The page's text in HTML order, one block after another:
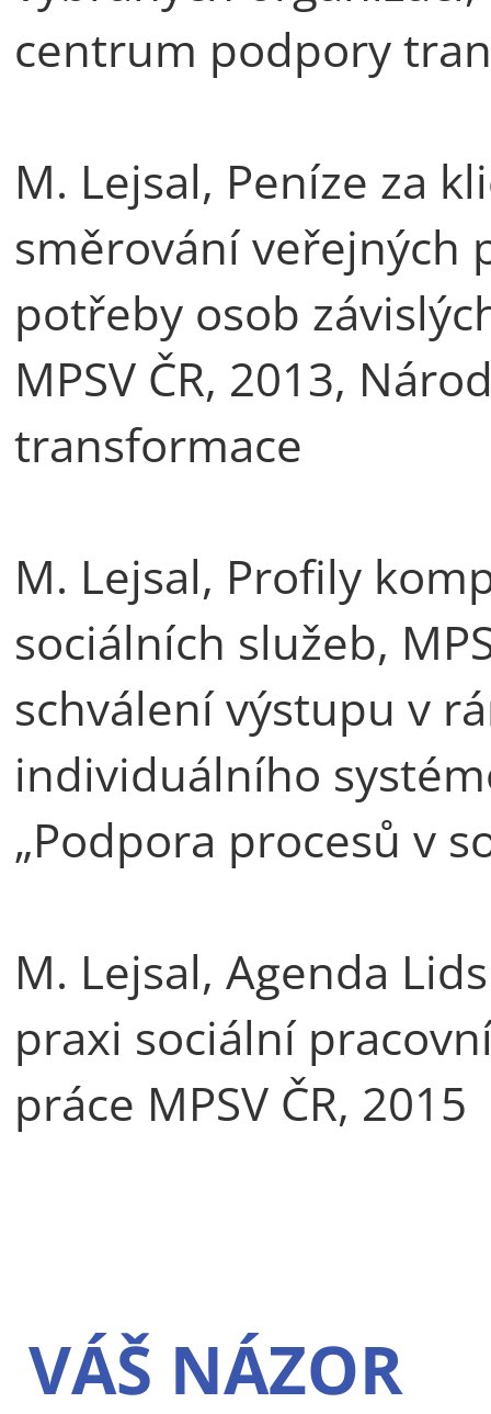
centrum podpory
M. Lejsal, Peníze za
směrování veřejných
potřeby osob
MPSV ČR, 2013,
transformace
M. Lejsal, Profily
sociálních služeb,
schválení výstupu v
individuálního
„Podpora procesů v
M. Lejsal, Agenda
praxi sociální
práce MPSV ČR, 2015
VÁŠ NÁZOR